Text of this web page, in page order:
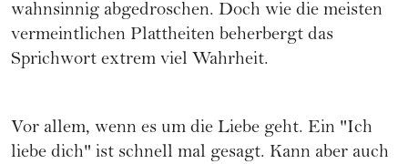
wahnsinnig abgedroschen. Doch wie die meisten
vermeintlichen Plattheiten beherbergt das
Sprichwort extrem viel Wahrheit.
Vor allem, wenn es um die Liebe geht. Ein "Ich
liebe dich" ist schnell mal gesagt. Kann aber auch